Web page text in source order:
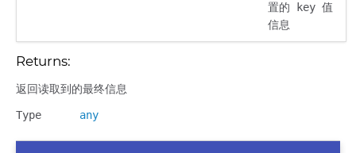
置的 key 值
信息
Returns:
返回读取到的最终信息
Type any